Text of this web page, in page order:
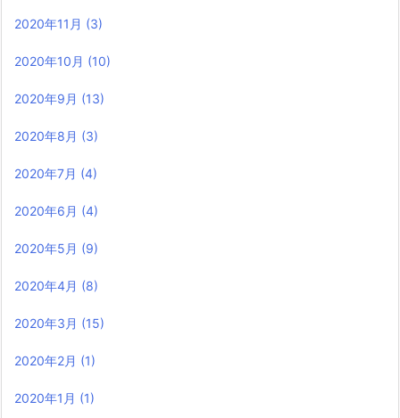
2020年11月 (3)
2020年10月 (10)
2020年9月 (13)
2020年8月 (3)
2020年7月 (4)
2020年6月 (4)
2020年5月 (9)
2020年4月 (8)
2020年3月 (15)
2020年2月 (1)
2020年1月 (1)